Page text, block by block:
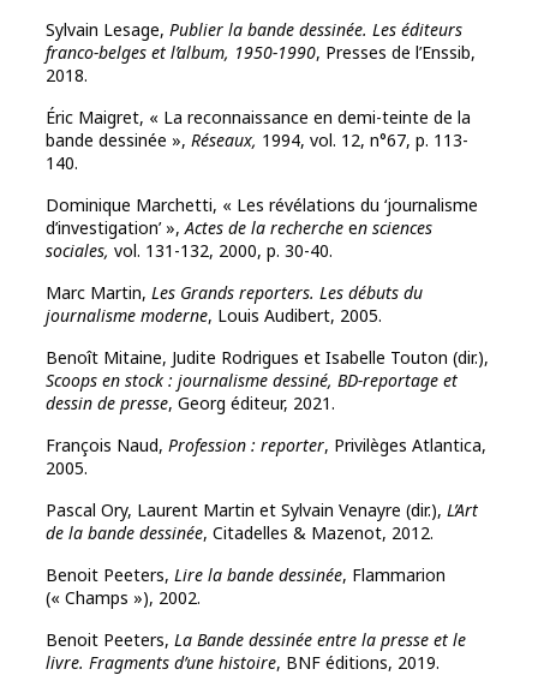
Sylvain Lesage, Publier la bande dessinée. Les éditeurs
franco-belges et l’album, 1950-1990, Presses de l’Enssib,
2018.
Éric Maigret, « La reconnaissance en demi-teinte de la
bande dessinée », Réseaux, 1994, vol. 12, n°67, p. 113-
140.
Dominique Marchetti, « Les révélations du ‘journalisme
d’investigation’ », Actes de la recherche en sciences
sociales, vol. 131-132, 2000, p. 30-40.
Marc Martin, Les Grands reporters. Les débuts du
journalisme moderne, Louis Audibert, 2005.
Benoît Mitaine, Judite Rodrigues et Isabelle Touton (dir.),
Scoops en stock : journalisme dessiné, BD-reportage et
dessin de presse, Georg éditeur, 2021.
François Naud, Profession : reporter, Privilèges Atlantica,
2005.
Pascal Ory, Laurent Martin et Sylvain Venayre (dir.), L’Art
de la bande dessinée, Citadelles & Mazenot, 2012.
Benoit Peeters, Lire la bande dessinée, Flammarion
(« Champs »), 2002.
Benoit Peeters, La Bande dessinée entre la presse et le
livre. Fragments d’une histoire, BNF éditions, 2019.